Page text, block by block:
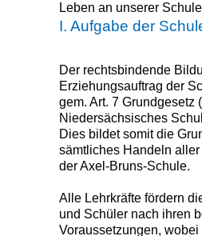
Leben an unserer
I. Aufgabe der
Der rechtsbindende
Erziehungsauftrag der
gem. Art. 7 Grundgesetz
Niedersächsisches
Dies bildet somit die
sämtliches Handeln
der Axel-Bruns-Schule.
Alle Lehrkräfte fördern
und Schüler nach ihren
Voraussetzungen,